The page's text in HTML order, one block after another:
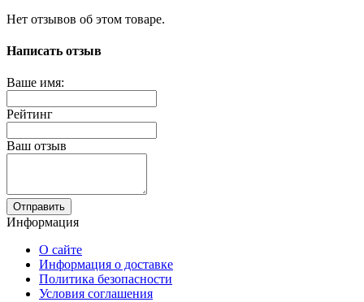
Нет отзывов об этом товаре.
Написать отзыв
Ваше имя:
Рейтинг
Ваш отзыв
Отправить
Информация
О сайте
Информация о доставке
Политика безопасности
Условия соглашения